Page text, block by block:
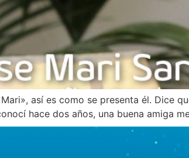
así es como se presenta él. Dice
hace dos años, una buena amiga